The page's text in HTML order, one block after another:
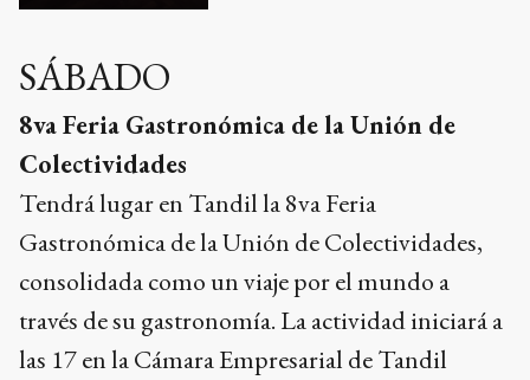
SÁBADO
8va Feria Gastronómica de la Unión de
Colectividades
Tendrá lugar en Tandil la 8va Feria
Gastronómica de la Unión de Colectividades,
consolidada como un viaje por el mundo a
través de su gastronomía. La actividad iniciará a
las 17 en la Cámara Empresarial de Tandil